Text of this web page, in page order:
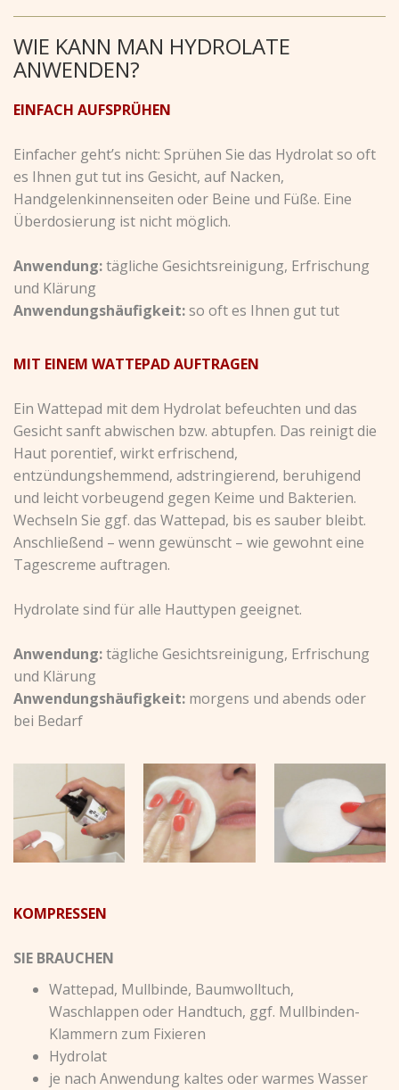
WIE KANN MAN HYDROLATE
ANWENDEN?
EINFACH AUFSPRÜHEN
Einfacher geht’s nicht: Sprühen Sie das Hydrolat so oft
es Ihnen gut tut ins Gesicht, auf Nacken,
Handgelenkinnenseiten oder Beine und Füße. Eine
Überdosierung ist nicht möglich.
Anwendung:tägliche Gesichtsreinigung, Erfrischung
und Klärung
Anwendungshäufigkeit:so oft es Ihnen gut tut
MIT EINEM WATTEPAD AUFTRAGEN
Ein Wattepad mit dem Hydrolat befeuchten und das
Gesicht sanft abwischen bzw. abtupfen. Das reinigt die
Haut porentief, wirkt erfrischend,
entzündungshemmend, adstringierend, beruhigend
und leicht vorbeugend gegen Keime und Bakterien.
Wechseln Sie ggf. das Wattepad, bis es sauber bleibt.
Anschließend – wenn gewünscht – wie gewohnt eine
Tagescreme auftragen.
Hydrolate sind für alle Hauttypen geeignet.
Anwendung:tägliche Gesichtsreinigung, Erfrischung
und Klärung
Anwendungshäufigkeit: morgens und abends oder
bei Bedarf
KOMPRESSEN
SIE BRAUCHEN
Wattepad, Mullbinde, Baumwolltuch,
Waschlappen oder Handtuch, ggf. Mullbinden-
Klammern zum Fixieren
Hydrolat
je nach Anwendung kaltes oder warmes Wasser